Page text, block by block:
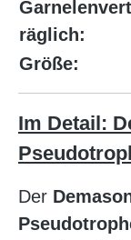
Garnelenvert
räglich:
Größe:
Im Detail:
Der